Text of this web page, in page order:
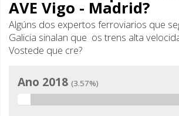
AVE Vigo - Madrid?
Algúns dos expertos ferroviarios que
Galicia sinalan que os trens alta
Vostede que cre?
Ano 2018 (3.57%)